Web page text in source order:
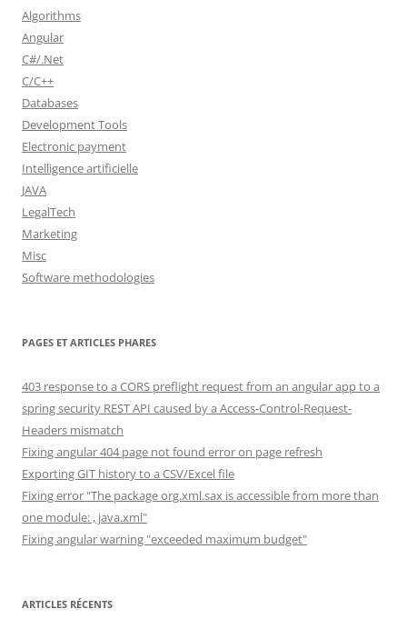
Algorithms
Angular
C#/.Net
C/C++
Databases
Development Tools
Electronic payment
Intelligence artificielle
JAVA
LegalTech
Marketing
Misc
Software methodologies
PAGES ET ARTICLES PHARES
403 response to a CORS preflight request from an angular app to a
spring security REST API caused by a Access-Control-Request-
Headers mismatch
Fixing angular 404 page not found error on page refresh
Exporting GIT history to a CSV/Excel file
Fixing error "The package org.xml.sax is accessible from more than
one module: , java.xml"
Fixing angular warning "exceeded maximum budget"
ARTICLES RÉCENTS